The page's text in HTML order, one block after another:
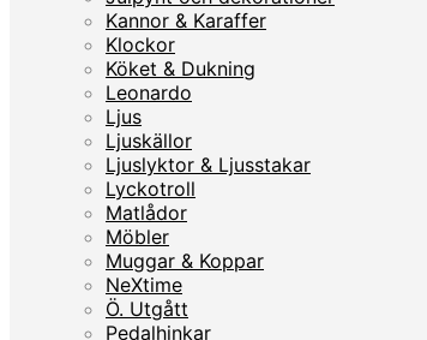
Kannor & Karaffer
Klockor
Köket & Dukning
Leonardo
Ljus
Ljuskällor
Ljuslyktor & Ljusstakar
Lyckotroll
Matlådor
Möbler
Muggar & Koppar
NeXtime
Ö. Utgått
Pedalhinkar